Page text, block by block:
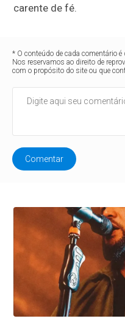
carente de fé.
* O conteúdo de cada comentário
Nos reservamos ao direito de
com o propósito do site ou que
Comentar